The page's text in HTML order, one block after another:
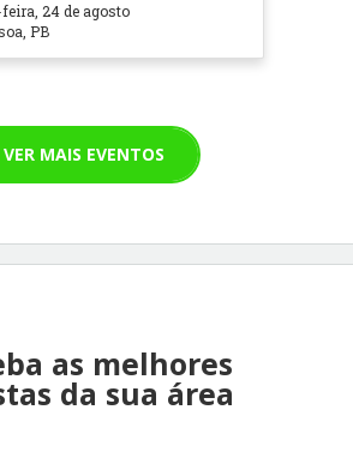
24 de agosto
PB
VER MAIS EVENTOS
as melhores
da sua área